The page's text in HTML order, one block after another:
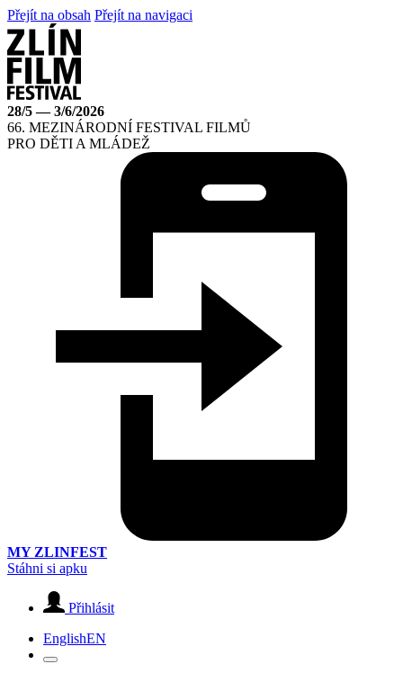
Přejít na obsah Přejít na navigaci
28/5 — 3/6/2026
66. MEZINÁRODNÍ FESTIVAL FILMŮ
PRO DĚTI A MLÁDEŽ
MY ZLINFEST
Stáhni si apku
Přihlásit
EnglishEN